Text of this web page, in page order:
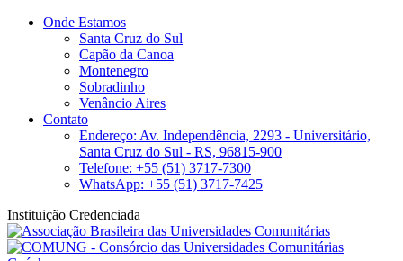
Onde Estamos
Santa Cruz do Sul
Capão da Canoa
Montenegro
Sobradinho
Venâncio Aires
Contato
Endereço: Av. Independência, 2293 - Universitário,
Santa Cruz do Sul - RS, 96815-900
Telefone: +55 (51) 3717-7300
WhatsApp: +55 (51) 3717-7425
Instituição Credenciada